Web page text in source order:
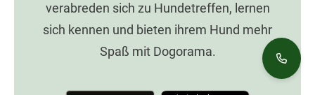
verabreden sich zu Hundetreffen, lernen
sich kennen und bieten ihrem Hund mehr
Spaß mit Dogorama.